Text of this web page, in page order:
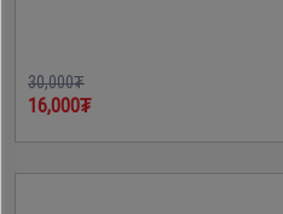
30,000₮
16,000₮